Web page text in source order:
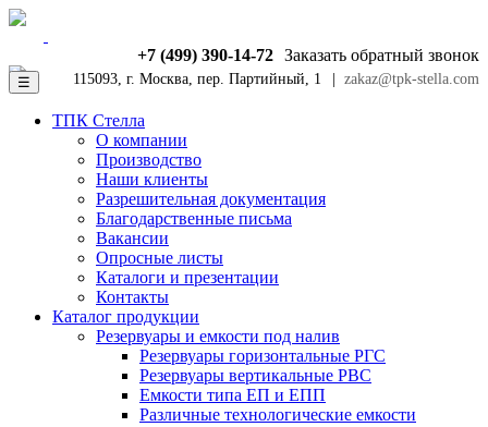
Заказать обратный звонок
+7 (499) 390-14-72
zakaz@tpk-stella.com
115093, г. Москва, пер. Партийный, 1
☰
ТПК Стелла
О компании
Производство
Наши клиенты
Разрешительная документация
Благодарственные письма
Вакансии
Опросные листы
Каталоги и презентации
Контакты
Каталог продукции
Резервуары и емкости под налив
Резервуары горизонтальные РГС
Резервуары вертикальные РВС
Емкости типа ЕП и ЕПП
Различные технологические емкости